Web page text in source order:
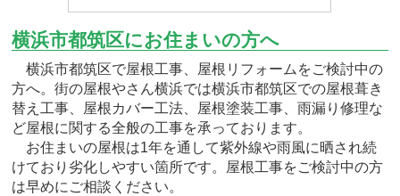
横浜市都筑区にお住まいの方へ
横浜市都筑区で屋根工事、屋根リフォームをご検討中の
方へ。街の屋根やさん横浜では横浜市都筑区での屋根葺き
替え工事、屋根カバー工法、屋根塗装工事、雨漏り修理な
ど屋根に関する全般の工事を承っております。
お住まいの屋根は1年を通して紫外線や雨風に晒され続
けており劣化しやすい箇所です。屋根工事をご検討中の方
は早めにご相談ください。